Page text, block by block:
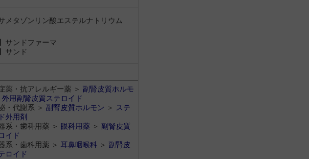
メタゾンリン酸エステルナトリウム
サンドファーマ
サンド
薬・抗アレルギー薬 ＞ 副腎皮質ホルモ
外用副腎皮質ステロイド
・代謝系 ＞ 副腎皮質ホルモン ＞ ステ
外用剤
系・歯科用薬 ＞ 眼科用薬 ＞ 副腎皮質
イド
系・歯科用薬 ＞ 耳鼻咽喉科 ＞ 副腎皮
ロイド